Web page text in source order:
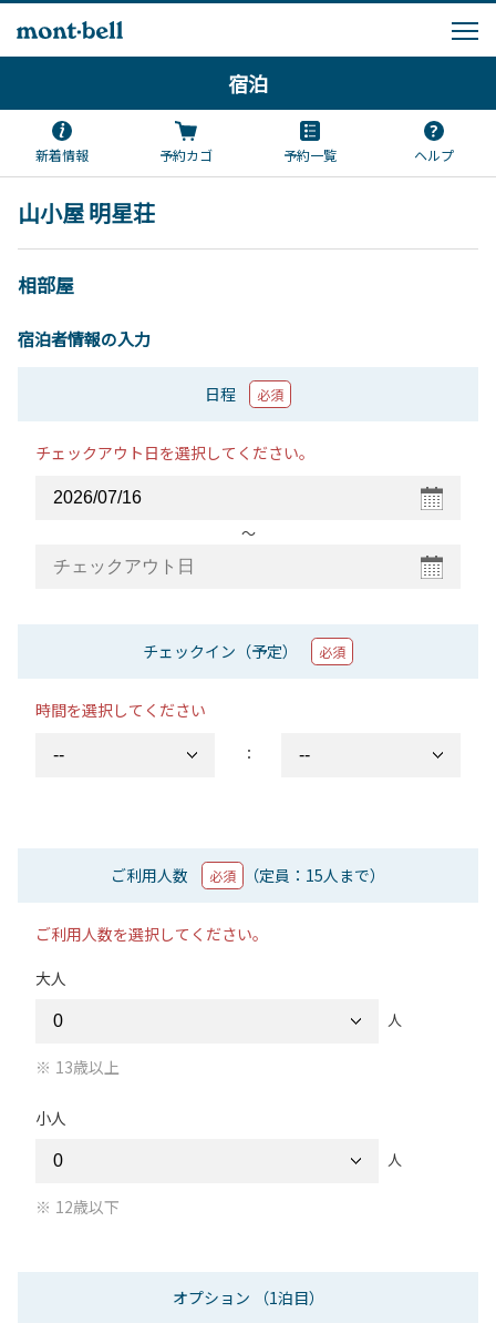
宿泊
新着情報 予約カゴ 予約一覧 ヘルプ
山小屋 明星荘
相部屋
宿泊者情報の入力
日程 必須
チェックアウト日を選択してください。
〜
チェックイン（予定） 必須
時間を選択してください
：
ご利用人数 必須 （定員：15人まで）
ご利用人数を選択してください。
大人
人
13歳以上
小人
人
12歳以下
オプション （1泊目）